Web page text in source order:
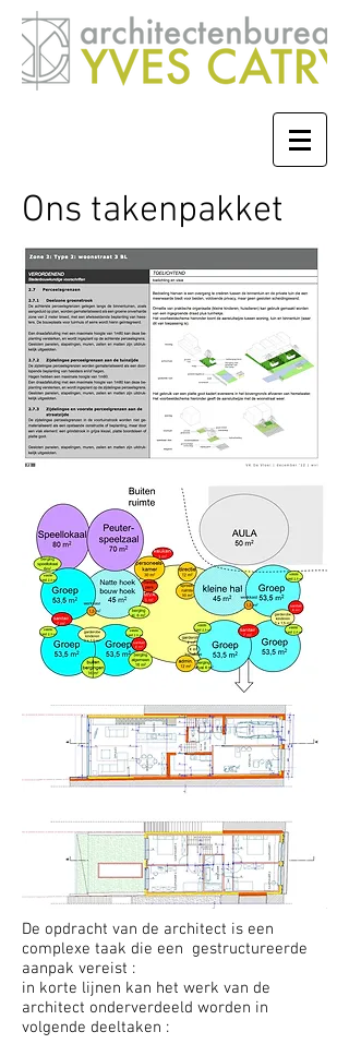
Ons takenpakket
De opdracht van de architect is een
complexe taak die een gestructureerde
aanpak vereist :
in korte lijnen kan het werk van de
architect onderverdeeld worden in
volgende deeltaken :